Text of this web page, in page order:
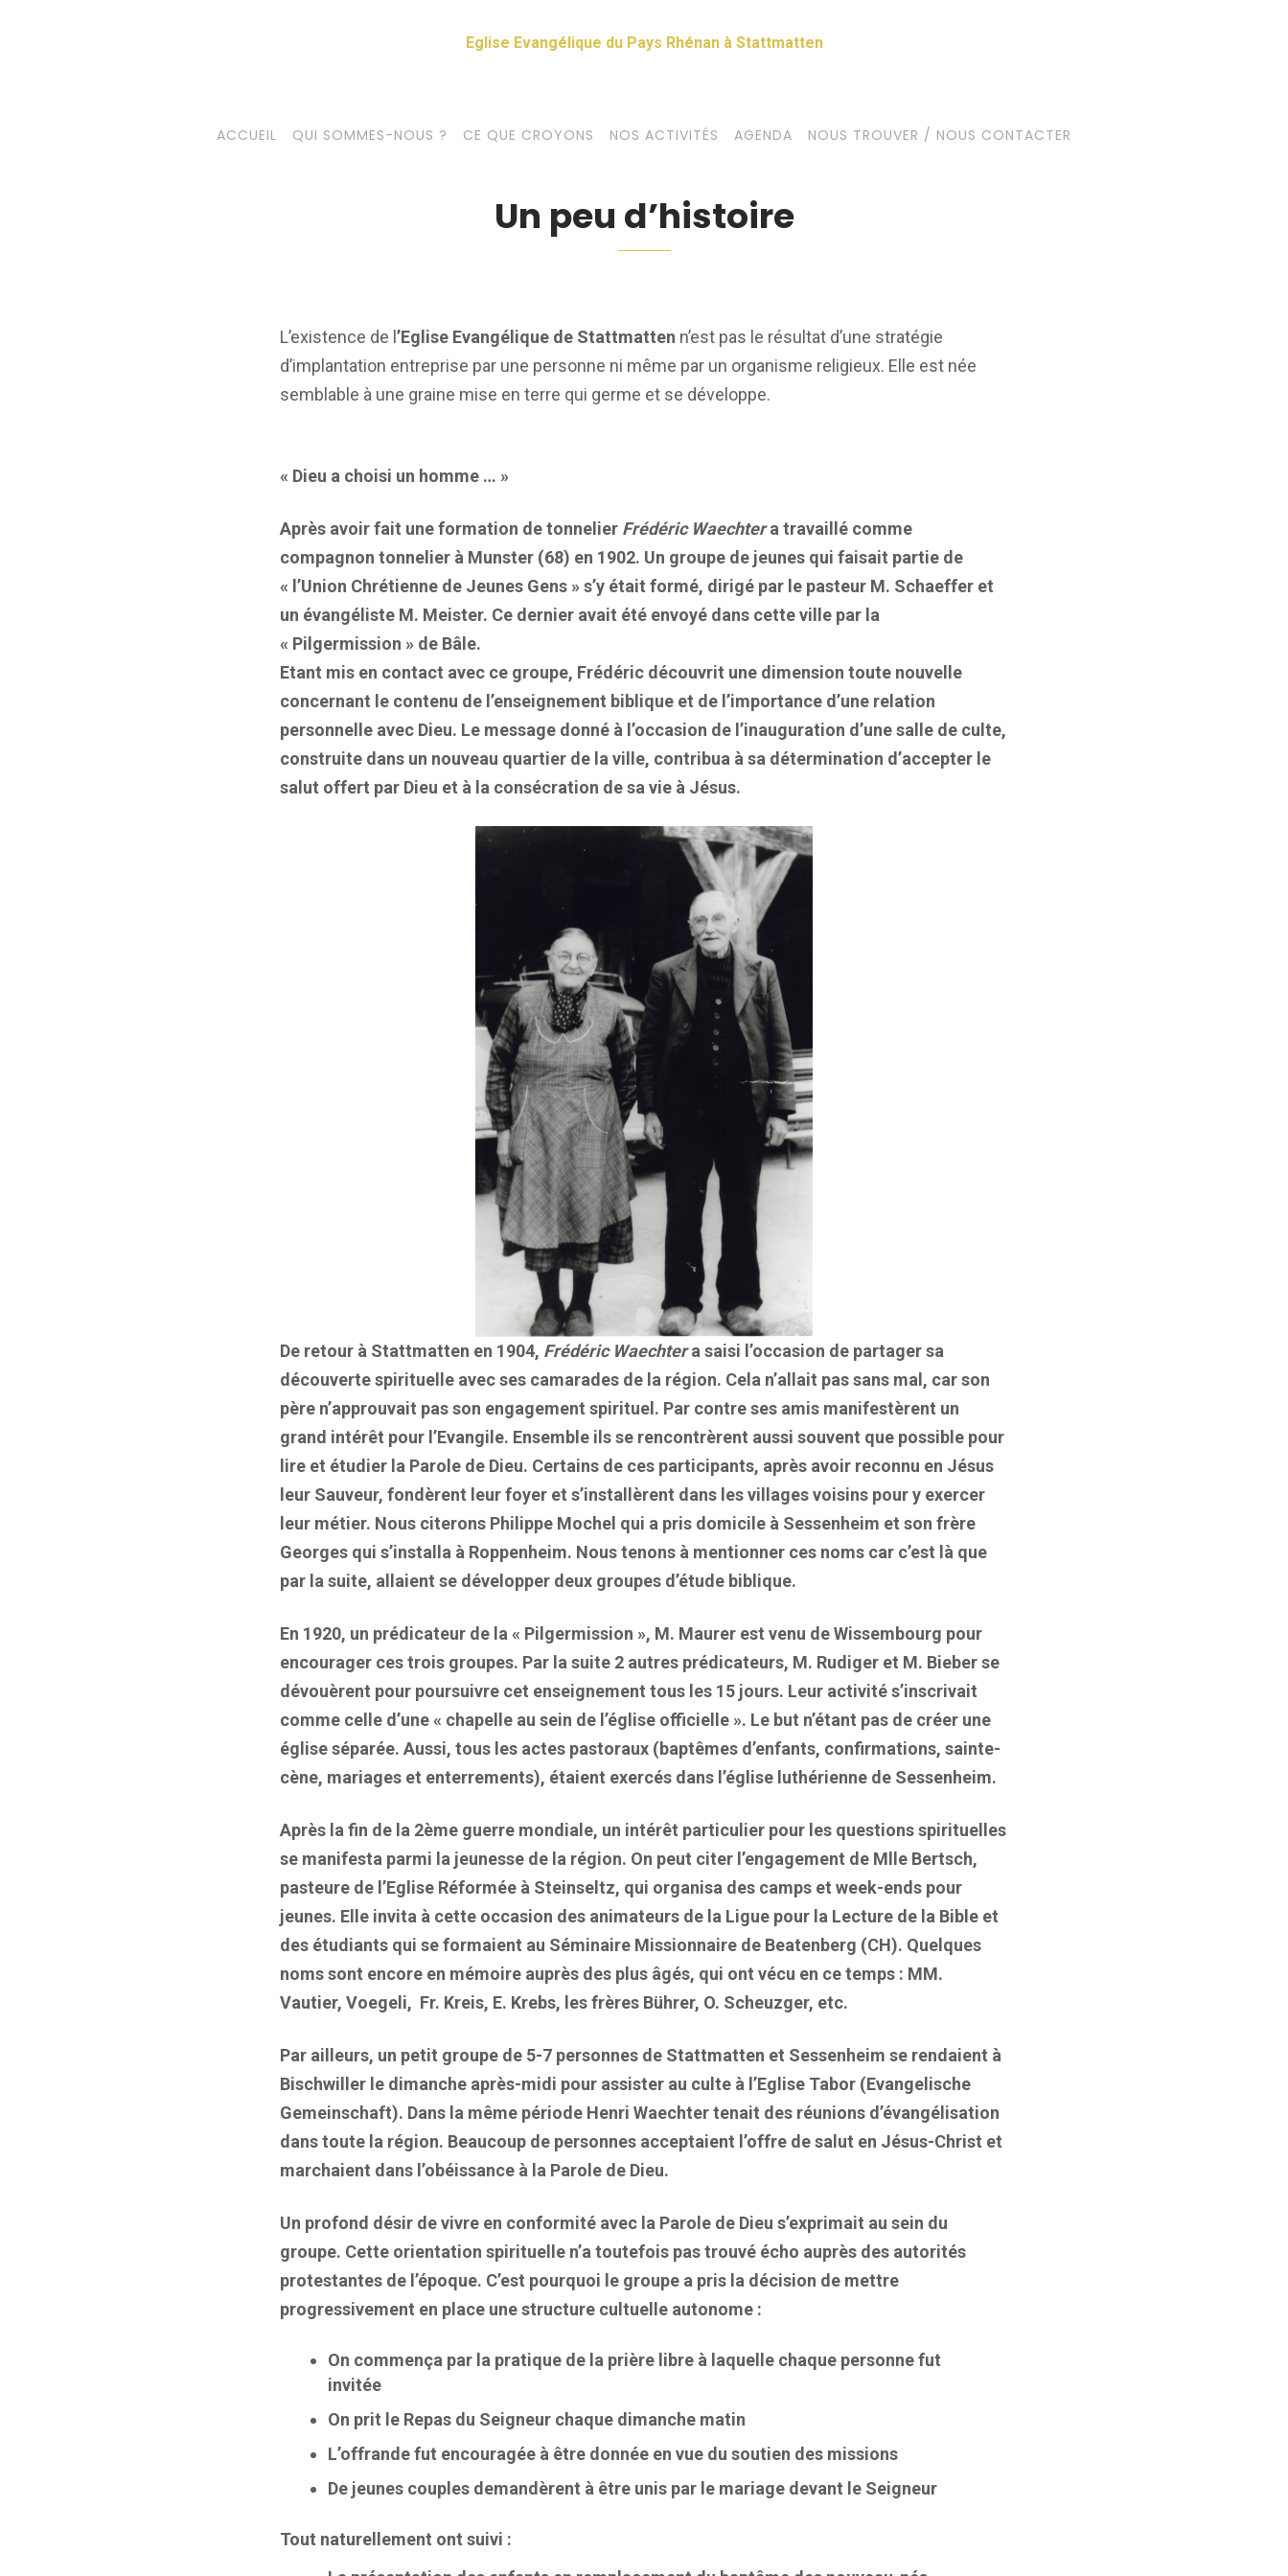
Eglise Evangélique du Pays Rhénan à Stattmatten
ACCUEIL QUI SOMMES-NOUS ? CE QUE CROYONS NOS ACTIVITÉS AGENDA NOUS TROUVER / NOUS CONTACTER
Un peu d’histoire
L’existence de l ’Eglise Evangélique de Stattmatten n’est pas le résultat d’une stratégie
d’implantation entreprise par une personne ni même par un organisme religieux. Elle est née
semblable à une graine mise en terre qui germe et se développe.
« Dieu a choisi un homme … »
Après avoir fait une formation de tonnelier Frédéric Waechtera travaillé comme
compagnon tonnelier à Munster (68) en 1902. Un groupe de jeunes qui faisait partie de
« l’Union Chrétienne de Jeunes Gens » s’y était formé, dirigé par le pasteur M. Schaeffer et
un évangéliste M. Meister. Ce dernier avait été envoyé dans cette ville par la
« Pilgermission » de Bâle.
Etant mis en contact avec ce groupe, Frédéric découvrit une dimension toute nouvelle
concernant le contenu de l’enseignement biblique et de l’importance d’une relation
personnelle avec Dieu. Le message donné à l’occasion de l’inauguration d’une salle de culte,
construite dans un nouveau quartier de la ville, contribua à sa détermination d’accepter le
salut offert par Dieu et à la consécration de sa vie à Jésus.
De retour à Stattmatten en 1904, Frédéric Waechtera saisi l’occasion de partager sa
découverte spirituelle avec ses camarades de la région. Cela n’allait pas sans mal, car son
père n’approuvait pas son engagement spirituel. Par contre ses amis manifestèrent un
grand intérêt pour l’Evangile. Ensemble ils se rencontrèrent aussi souvent que possible pour
lire et étudier la Parole de Dieu. Certains de ces participants, après avoir reconnu en Jésus
leur Sauveur, fondèrent leur foyer et s’installèrent dans les villages voisins pour y exercer
leur métier. Nous citerons Philippe Mochel qui a pris domicile à Sessenheim et son frère
Georges qui s’installa à Roppenheim. Nous tenons à mentionner ces noms car c’est là que
par la suite, allaient se développer deux groupes d’étude biblique.
En 1920, un prédicateur de la « Pilgermission », M. Maurer est venu de Wissembourg pour
encourager ces trois groupes. Par la suite 2 autres prédicateurs, M. Rudiger et M. Bieber se
dévouèrent pour poursuivre cet enseignement tous les 15 jours. Leur activité s’inscrivait
comme celle d’une « chapelle au sein de l’église officielle ». Le but n’étant pas de créer une
église séparée. Aussi, tous les actes pastoraux (baptêmes d’enfants, confirmations, sainte-
cène, mariages et enterrements), étaient exercés dans l’église luthérienne de Sessenheim.
Après la fin de la 2ème guerre mondiale, un intérêt particulier pour les questions spirituelles
se manifesta parmi la jeunesse de la région. On peut citer l’engagement de Mlle Bertsch,
pasteure de l’Eglise Réformée à Steinseltz, qui organisa des camps et week-ends pour
jeunes. Elle invita à cette occasion des animateurs de la Ligue pour la Lecture de la Bible et
des étudiants qui se formaient au Séminaire Missionnaire de Beatenberg (CH). Quelques
noms sont encore en mémoire auprès des plus âgés, qui ont vécu en ce temps : MM.
Vautier, Voegeli, Fr. Kreis, E. Krebs, les frères Bührer, O. Scheuzger, etc.
Par ailleurs, un petit groupe de 5-7 personnes de Stattmatten et Sessenheim se rendaient à
Bischwiller le dimanche après-midi pour assister au culte à l’Eglise Tabor (Evangelische
Gemeinschaft). Dans la même période Henri Waechter tenait des réunions d’évangélisation
dans toute la région. Beaucoup de personnes acceptaient l’offre de salut en Jésus-Christ et
marchaient dans l’obéissance à la Parole de Dieu.
Un profond désir de vivre en conformité avec la Parole de Dieu s’exprimait au sein du
groupe. Cette orientation spirituelle n’a toutefois pas trouvé écho auprès des autorités
protestantes de l’époque. C’est pourquoi le groupe a pris la décision de mettre
progressivement en place une structure cultuelle autonome :
On commença par la pratique de la prière libre à laquelle chaque personne fut
invitée
On prit le Repas du Seigneur chaque dimanche matin
L’offrande fut encouragée à être donnée en vue du soutien des missions
De jeunes couples demandèrent à être unis par le mariage devant le Seigneur
Tout naturellement ont suivi :